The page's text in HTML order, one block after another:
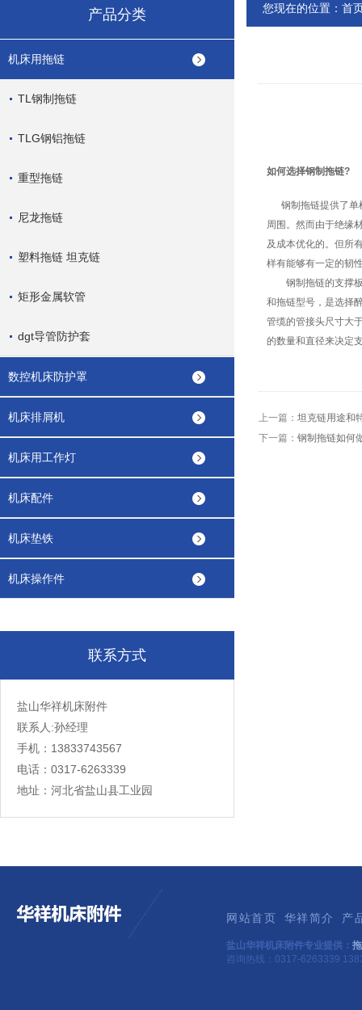
产品分类
机床用拖链
TL钢制拖链
TLG钢铝拖链
重型拖链
尼龙拖链
塑料拖链 坦克链
矩形金属软管
dgt导管防护套
数控机床防护罩
机床排屑机
机床用工作灯
机床配件
机床垫铁
机床操作件
联系方式
盐山华祥机床附件
联系人:孙经理
手机：13833743567
电话：0317-6263339
地址：河北省盐山县工业园
您现在的位置： 首
如何选择钢制拖链?
钢制拖链提供了单
周围。然而由于绝缘
及成本优化的。但所
样有能够有一定的韧
钢制拖链的支撑
和拖链型号，是选择
管缆的管接头尺寸大
的数量和直径来决定
上一篇： 坦克链用途和
下一篇： 钢制拖链如何
网站首页 华祥简介 产
盐山华祥机床附件专业提供：
咨询热线：0317-6263339